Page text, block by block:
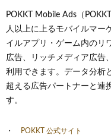
POKKT Mobile Ads（
人以上に上るモバイルマー
イルアプリ・ゲーム内のリ
広告、リッチメディア広告
利用できます。データ分析
超える広告パートナーと連
す。
POKKT 公式サイト